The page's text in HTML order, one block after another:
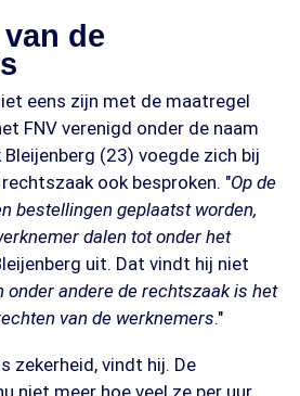
de
eens zijn met de maatregel
FNV verenigd onder de naam
Bleijenberg (23) voegde zich bij
ook besproken. "Op de
bestellingen geplaatst worden,
dalen tot onder het
uit. Dat vindt hij niet
onder andere de rechtszaak is het
van de werknemers."
zekerheid, vindt hij. De
niet meer hoe veel ze per uur